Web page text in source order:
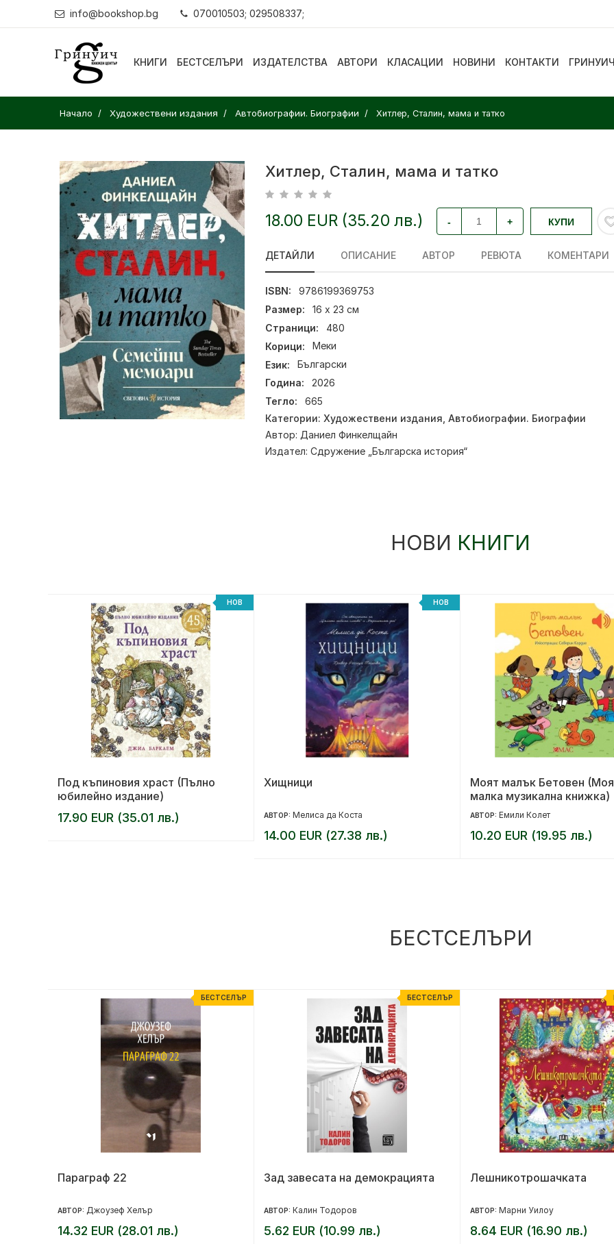
info@bookshop.bg 070010503; 029508337;
КНИГИ БЕСТСЕЛЪРИ ИЗДАТЕЛСТВА АВТОРИ КЛАСАЦИИ НОВИНИ КОНТАКТИ ГРИНУИЧ
Начало Художествени издания Автобиографии. Биографии Хитлер, Сталин, мама и татко
Хитлер, Сталин, мама и татко
18.00 EUR (35.20 лв.) - + КУПИ
ДЕТАЙЛИ ОПИСАНИЕ АВТОР РЕВЮТА КОМЕНТАРИ
ISBN:
9786199369753
Размер:
16 х 23 см
Страници:
480
Корици:
Меки
Език:
Български
Година:
2026
Тегло:
665
Категории: Художествени издания, Автобиографии. Биографии
Автор: Даниел Финкелщайн
Издател: Сдружение „Българска история“
НОВИ КНИГИ
НОВ
Под къпиновия храст (Пълно
юбилейно издание)
17.90 EUR (35.01 лв.)
НОВ
Хищници
АВТОР: Мелиса да Коста
14.00 EUR (27.38 лв.)
Моят малък Бетовен
малка музикална книжка)
АВТОР: Емили Колет
10.20 EUR (19.95 лв.)
БЕСТСЕЛЪРИ
БЕСТСЕЛЪР
Параграф 22
АВТОР: Джоузеф Хелър
14.32 EUR (28.01 лв.)
БЕСТСЕЛЪР
Зад завесата на демокрацията
АВТОР: Калин Тодоров
5.62 EUR (10.99 лв.)
Лешникотрошачката
АВТОР: Марни Уилоу
8.64 EUR (16.90 лв.)